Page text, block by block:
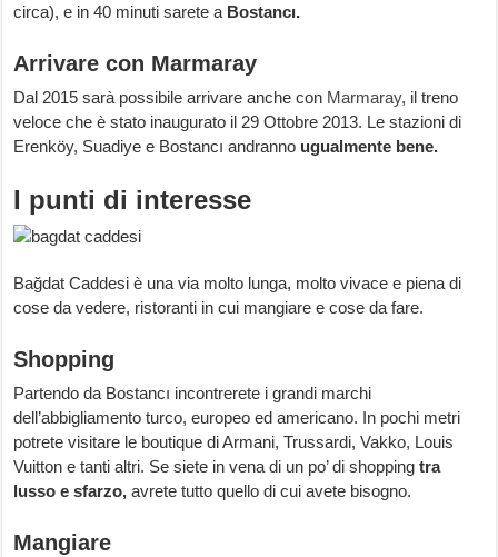
circa), e in 40 minuti sarete a Bostancı.
Arrivare con Marmaray
Dal 2015 sarà possibile arrivare anche con Marmaray, il treno
veloce che è stato inaugurato il 29 Ottobre 2013. Le stazioni di
Erenköy, Suadiye e Bostancı andranno ugualmente bene.
I punti di interesse
Bağdat Caddesi è una via molto lunga, molto vivace e piena di
cose da vedere, ristoranti in cui mangiare e cose da fare.
Shopping
Partendo da Bostancı incontrerete i grandi marchi
dell’abbigliamento turco, europeo ed americano. In pochi metri
potrete visitare le boutique di Armani, Trussardi, Vakko, Louis
Vuitton e tanti altri. Se siete in vena di un po’ di shoppingtra
lusso e sfarzo,avrete tutto quello di cui avete bisogno.
Mangiare